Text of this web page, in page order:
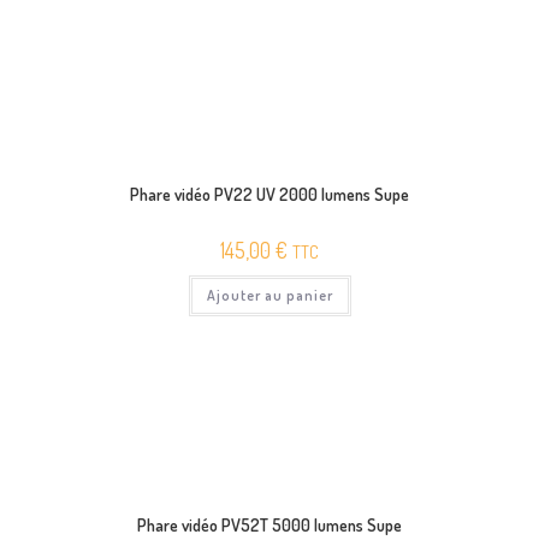
Phare vidéo PV22 UV 2000 lumens Supe
145,00 € TTC
Ajouter au panier
Phare vidéo PV52T 5000 lumens Supe